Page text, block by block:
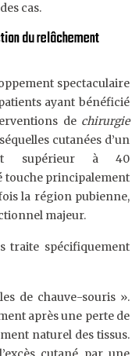
cas.
du relâchement
spectaculaire
ayant bénéficié
de chirurgie
cutanées d’un
supérieur à 40
touche principalement
la région pubienne,
majeur.
traite spécifiquement
de chauve-souris ».
après une perte de
naturel des tissus.